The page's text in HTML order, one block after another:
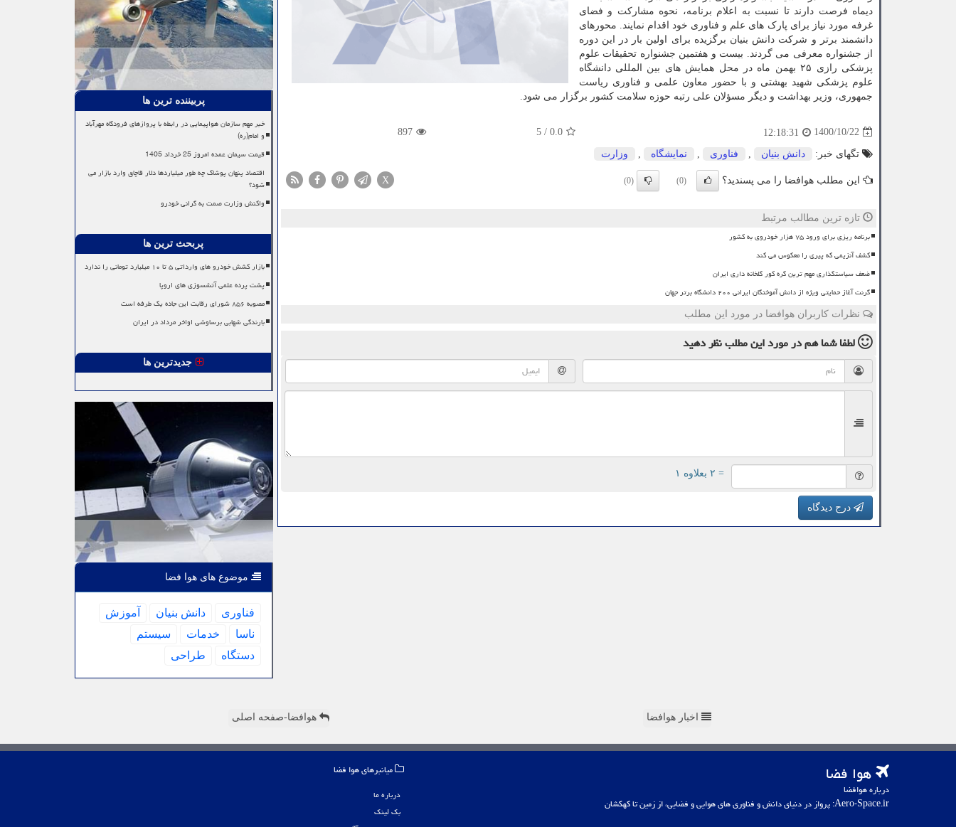
دیماه فرصت دارند تا نسبت به اعلام برنامه، نحوه مشارکت و فضای
غرفه مورد نیاز برای پارک های علم و فناوری خود اقدام نمایند. محورهای
دانشمند برتر و شرکت دانش بنیان برگزیده برای اولین بار در این دوره
از جشنواره معرفی می گردند. بیست و هفتمین جشنواره تحقیقات علوم
پزشکی رازی ۲۵ بهمن ماه در محل همایش های بین المللی دانشگاه
علوم پزشکی شهید بهشتی و با حضور معاون علمی و فناوری ریاست
جمهوری، وزیر بهداشت و دیگر مسؤلان علی رتبه حوزه سلامت کشور برگزار می شود.
1400/10/22
12:18:31
0.0
/
5
897
تگهای خبر: دانش بنیان فناوری نمایشگاه وزارت
این مطلب هوافضا را می پسندید؟ (0)
(0)
X
تازه ترین مطالب مرتبط
برنامه ریزی برای ورود ۷۵ هزار خودروی به کشور
کشف آنزیمی که پیری را معکوس می کند
ضعف سیاستگذاری مهم ترین گره کور گلخانه داری ایران
گرنت آغاز حمایتی ویژه از دانش آموختگان ایرانی ۲۰۰ دانشگاه برتر جهان
نظرات کاربران هوافضا در مورد این مطلب
لطفا شما همدر مورد این مطلبنظر دهید
= ۲ بعلاوه ۱
درج دیدگاه
پربیننده ترین ها
خبر مهم سازمان هواپیمایی در رابطه با پروازهای فرودگاه مهرآباد
و امام(ره)
قیمت سیمان عمده امروز 25 خرداد 1405
اقتصاد پنهان پوشاک چه طور میلیاردها دلار قاچاق وارد بازار می
شود؟
واکنش وزارت صمت به گرانی خودرو
پربحث ترین ها
بازار کشش خودرو های وارداتی ۵ تا ۱۰ میلیارد تومانی را ندارد
پشت پرده علمی آتشسوزی های اروپا
مصوبه ۸۵۶ شورای رقابت این جاده یک طرفه است
بارندگی شهابی برساوشی اواخر مرداد در ایران
جدیدترین ها
موضوع های هوا فضا
فناوری دانش بنیان
آموزش
ناسا
خدمات
سیستم
دستگاه
طراحی
اخبار هوافضا هوافضا-صفحه اصلی
هوا فضا
درباره هوافضا
Aero-Space.ir: پرواز در دنیای دانش و فناوری های هوایی و فضایی، از زمین تا کهکشان
میانبرهای هوا فضا
درباره ما
بک لینک